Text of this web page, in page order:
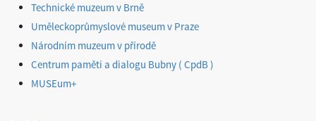
Technické muzeum v Brně
Uměleckoprůmyslové museum v Praze
Národním muzeum v přírodě
Centrum paměti a dialogu Bubny ( CpdB )
MUSEum+